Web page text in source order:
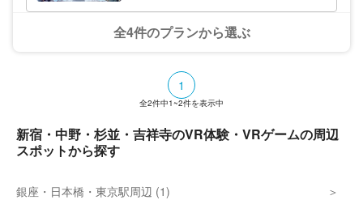
全4件のプランから選ぶ
1
全2件中1~2件を表示中
新宿・中野・杉並・吉祥寺のVR体験・VRゲームの周辺
スポットから探す
銀座・日本橋・東京駅周辺 (1)